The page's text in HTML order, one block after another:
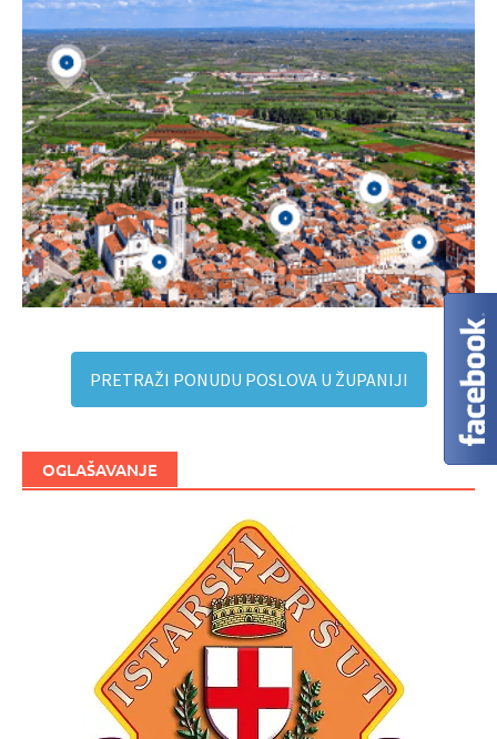
PRETRAŽI PONUDU POSLOVA U ŽUPANIJI
OGLAŠAVANJE